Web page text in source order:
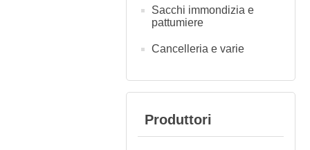
Sacchi immondizia e
pattumiere
Cancelleria e varie
Produttori